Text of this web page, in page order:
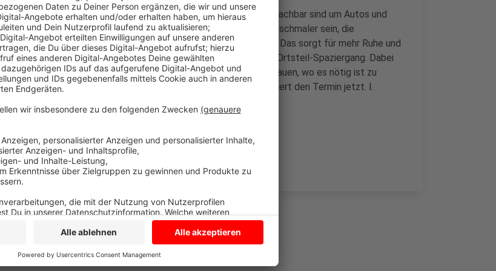
Ein Fachbüro beschäftigt sich mit Lösungen, die auf der Straße machbar sind um Autos und
Lastwagen von der Ortsdurchfahrt zu bekommen. Die Straße soll schmaler sein, die
Geschwindigkeit soll runter und Bäume sollen Fahrer ausbremsen. Das sorgt für mehr Ruhe und
für mehr Sicherheit. Die Gemeinde plant jetzt einen sogenannten Ortsteil-Spaziergang. Dabei
will sie mit Interessierten die Straße entlang bummeln, um zu schauen, wo es nötig ist zu
handeln. Das soll möglichst im Frühjahr sein, die Gemeinde organisiert den Termin jetzt. l.
Anzeige